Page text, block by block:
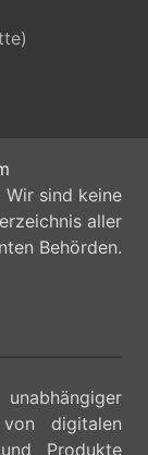
sind keine
aller
Behörden.
digitalen
Produkte